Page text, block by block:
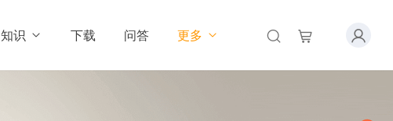
知识 下载 问答 更多